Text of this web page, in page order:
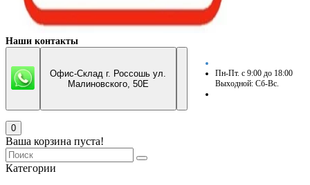
Наши контакты
Офис-Склад г. Россошь ул.
Малиновского, 50Е
Пн-Пт. с 9:00 до 18:00
Выходной: Сб-Вс.
0
Ваша корзина пуста!
Категории